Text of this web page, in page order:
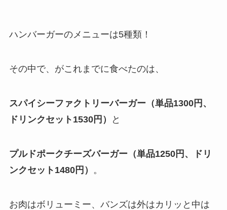
ハンバーガーのメニューは5種類！
その中で、がこれまでに食べたのは、
スパイシーファクトリーバーガー（単品1300円、
ドリンクセット1530円）
と
プルドポークチーズバーガー（単品1250円、ドリ
ンクセット1480円）
。
お肉はボリューミー、バンズは外はカリッと中は